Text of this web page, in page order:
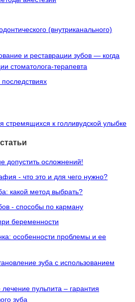
(внутриканального)
и реставрации зубов — когда
стоматолога-терапевта
стремящихся к голливудской улыбке
допустить осложнений!
- что это и для чего нужно?
какой метод выбрать?
- способы по карману
беременности
особенности проблемы и ее
зуба с использованием
пульпита – гарантия
зуба